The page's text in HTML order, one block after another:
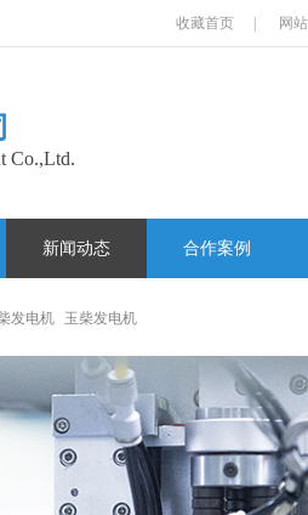
收藏首页 网
Co.,Ltd.
新闻动态 合作案例
发电机 玉柴发电机